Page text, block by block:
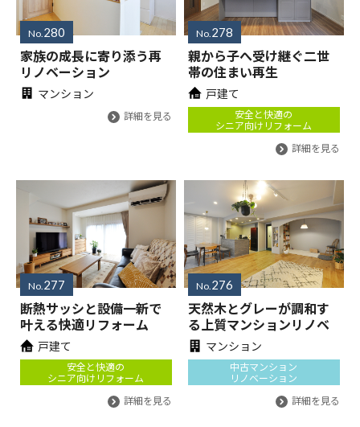
No. 280
家族の成長に寄り添う再
リノベーション
マンション
詳細を見る
No. 278
親から子へ受け継ぐ二世
帯の住まい再生
戸建て
安全と快適の
シニア向けリフォーム
詳細を見る
No. 277
断熱サッシと設備一新で
叶える快適リフォーム
戸建て
安全と快適の
シニア向けリフォーム
詳細を見る
No. 276
天然木とグレーが調和す
る上質マンションリノベ
マンション
中古マンション
リノベーション
詳細を見る